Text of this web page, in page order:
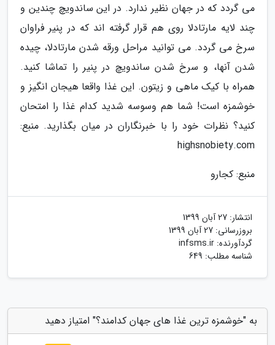
می گردد که در جهان نظیر ندارد. در این ساندویچ چندین و
چند لایه مارتادلا روی هم قرار گرفته اند که در پنیر فراوان
سرخ می گردد. می توانید مراحل ورقه شدن مارتادلا، چیده
شدن آنها، و سرخ شدن ساندویچ در پنیر را تماشا کنید.
همراه با کیک ماهی و زیتون. این غذا واقعا هیجان انگیز و
خوشمزه است! شما هم وسوسه شدید کدام غذا را امتحان
کنید؟ نظرات خود را با خبرنگاران در میان بگذارید. منبع:
highsnobiety.com
منبع: کجارو
انتشار: 27 آبان 1399
بروزرسانی: 27 آبان 1399
گردآورنده: infsms.ir
شناسه مطلب: 649
به "خوشمزه ترین غذا های جهان کدامند؟" امتیاز دهید